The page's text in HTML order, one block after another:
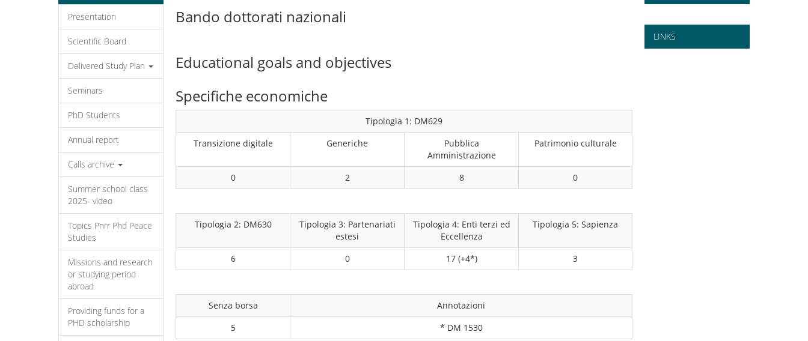
Presentation
Scientific Board
Delivered Study Plan
Seminars
PhD Students
Annual report
Calls archive
Summer school class
2025- video
Topics Pnrr Phd Peace
Studies
Missions and research
or studying period
abroad
Providing funds for a
PHD scholarship
Bando dottorati nazionali
Educational goals and objectives
Specifiche economiche
Tipologia 1: DM629
Transizione digitale
Generiche
Pubblica
Amministrazione
Patrimonio culturale
0 2 8 0
Tipologia 2: DM630
Tipologia 3: Partenariati
estesi
Tipologia 4: Enti terzi ed
Eccellenza
Tipologia 5: Sapienza
6 0 17 (+4*) 3
Senza borsa
Annotazioni
5
* DM 1530
LINKS